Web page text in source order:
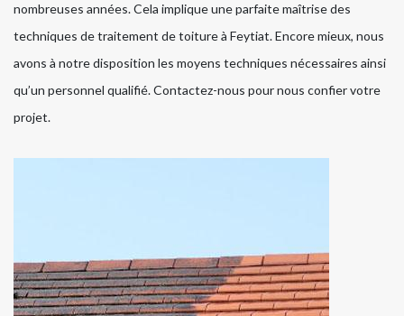
nombreuses années. Cela implique une parfaite maîtrise des
techniques de traitement de toiture à Feytiat. Encore mieux, nous
avons à notre disposition les moyens techniques nécessaires ainsi
qu’un personnel qualifié. Contactez-nous pour nous confier votre
projet.